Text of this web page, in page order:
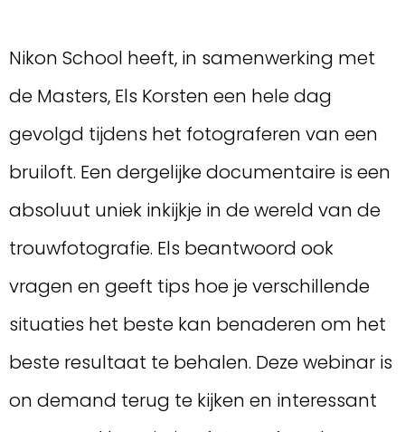
Nikon School heeft, in samenwerking met
de Masters, Els Korsten een hele dag
gevolgd tijdens het fotograferen van een
bruiloft. Een dergelijke documentaire is een
absoluut uniek inkijkje in de wereld van de
trouwfotografie. Els beantwoord ook
vragen en geeft tips hoe je verschillende
situaties het beste kan benaderen om het
beste resultaat te behalen. Deze webinar is
on demand terug te kijken en interessant